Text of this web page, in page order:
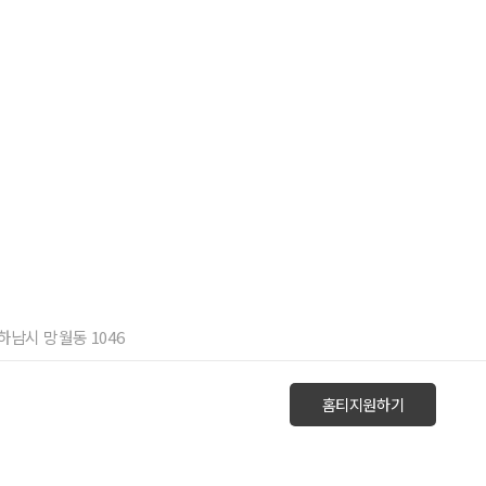
남시 망월동 1046
홈티지원하기